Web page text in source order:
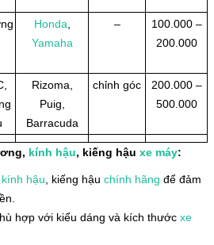
Honda
Yamaha
–
100.000 –
200.000
Rizoma,
Puig,
Barracuda
chỉnh góc
200.000 –
500.000
kính hậu, kiếng hậu xe máy:
kính hậu , kiếng hậu chính hãng để đảm
hợp với kiểu dáng và kích thước xe